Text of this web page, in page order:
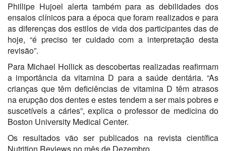
Phillipe Hujoel alerta também para as debilidades dos
ensaios clínicos para a época que foram realizados e para
as diferenças dos estilos de vida dos participantes das de
hoje, “é preciso ter cuidado com a interpretação desta
revisão”.
Para Michael Hollick as descobertas realizadas reafirmam
a importância da vitamina D para a saúde dentária. “As
crianças que têm deficiências de vitamina D têm atrasos
na erupção dos dentes e estes tendem a ser mais pobres e
suscetíveis a cáries”, explica o professor de medicina do
Boston University Medical Center.
Os resultados vão ser publicados na revista científica